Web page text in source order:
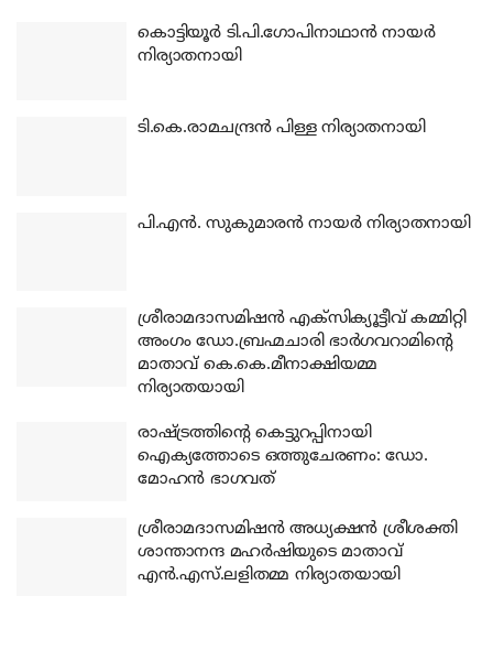
കൊട്ടിയൂര്‍ ടി.പി.ഗോപിനാഥാന്‍ നായര്‍
നിര്യാതനായി
ടി.കെ.രാമചന്ദ്രന്‍ പിള്ള നിര്യാതനായി
പി.എന്‍. സുകുമാരന്‍ നായര്‍ നിര്യാതനായി
ശ്രീരാമദാസമിഷന്‍ എക്‌സിക്യൂട്ടീവ് കമ്മിറ്റി
അംഗം ഡോ.ബ്രഹ്മചാരി ഭാര്‍ഗവറാമിന്റെ
മാതാവ് കെ.കെ.മീനാക്ഷിയമ്മ
നിര്യാതയായി
രാഷ്ട്രത്തിന്റെ കെട്ടുറപ്പിനായി
ഐക്യത്തോടെ ഒത്തുചേരണം: ഡോ.
മോഹന്‍ ഭാഗവത്
ശ്രീരാമദാസമിഷന്‍ അധ്യക്ഷന്‍ ശ്രീശക്തി
ശാന്താനന്ദ മഹര്‍ഷിയുടെ മാതാവ്
എന്‍.എസ്.ലളിതമ്മ നിര്യാതയായി